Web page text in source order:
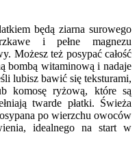
będą ziarna surowego
i pełne magnezu
Możesz też posypać całość
bombą witaminową i nadaje
lubisz bawić się teksturami,
komosę ryżową, które są
twarde płatki. Świeża
po wierzchu owoców
idealnego na start w